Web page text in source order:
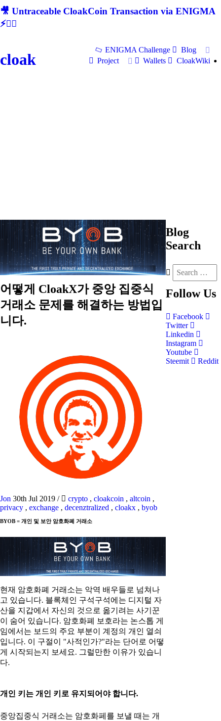
🎥 Untraceable CloakCoin Transaction via ENIGMA
⚡🕵‍♂
cloak
ENIGMA Challenge
Blog
Project
Wallets CloakWiki
어떻게 CloakX가 중앙 집중식
거래소 문제를 해결하는 방법입
니다.
Jon 30th Jul 2019 / crypto , cloakcoin , altcoin ,
privacy , exchange , decenztralized , cloakx , byob
BYOB = 개인 및 보안 암호화폐 거래소
현재 암호화폐 거래소는 악역 배우들로 넘쳐나
고 있습니다. 블록체인 구석구석에는 디지털 자
산을 지갑에서 자신의 것으로 옮기려는 사기꾼
이 숨어 있습니다. 암호화폐 보호라는 논스톱 게
임에서는 보드의 주요 부분이 계정의 개인 열쇠
입니다. 이 구절이 "사적인가?"라는 단어로 어떻
게 시작되는지 보세요. 그럴만한 이유가 있습니
다.
개인 키는 개인 키로 유지되어야 합니다.
중앙집중식 거래소는 암호화페를 보낼 때는 개
Blog
Search
Follow Us
Facebook
Twitter
Linkedin
Instagram
Youtube
Steemit
Reddit